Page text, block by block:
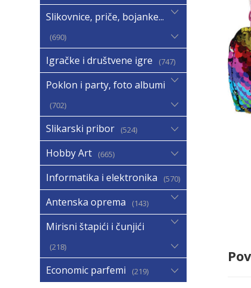
Slikovnice, priče, bojanke...
690
Igračke i društvene igre 747
Poklon i party, foto albumi
702
Slikarski pribor 524
Hobby Art 665
Informatika i elektronika 570
Antenska oprema 143
Mirisni štapići i čunjići
218
Economic parfemi 219